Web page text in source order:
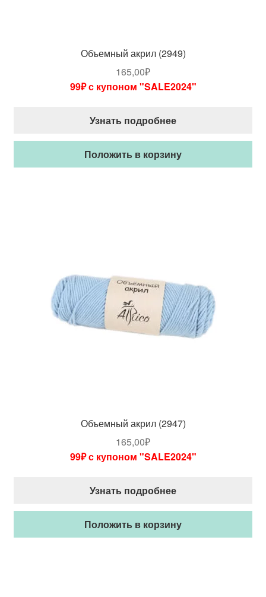
Объемный акрил (2949)
165,00₽
99₽ с купоном "SALE2024"
Узнать подробнее
Положить в корзину
Объемный акрил (2947)
165,00₽
99₽ с купоном "SALE2024"
Узнать подробнее
Положить в корзину